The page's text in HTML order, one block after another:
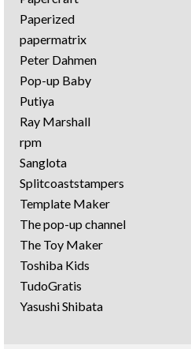
Paperized
papermatrix
Peter Dahmen
Pop-up Baby
Putiya
Ray Marshall
rpm
Sanglota
Splitcoaststampers
Template Maker
The pop-up channel
The Toy Maker
Toshiba Kids
TudoGratis
Yasushi Shibata